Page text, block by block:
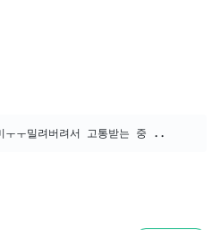
ㅜ밀려버려서 고통받는 중 ..